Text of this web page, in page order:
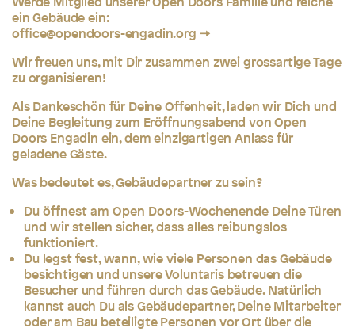
ein Gebäude ein:
office@opendoors-engadin.org
Wir freuen uns, mit Dir zusammen zwei grossartige Tage
zu organisieren!
Als Dankeschön für Deine Offenheit, laden wir Dich und
Deine Begleitung zum Eröffnungsabend von Open
Doors Engadin ein, dem einzigartigen Anlass für
geladene Gäste.
Was bedeutet es, Gebäudepartner zu sein?
Du öffnest am Open Doors-Wochenende Deine Türen
und wir stellen sicher, dass alles reibungslos
funktioniert.
Du legst fest, wann, wie viele Personen das Gebäude
besichtigen und unsere Voluntaris betreuen die
Besucher und führen durch das Gebäude. Natürlich
kannst auch Du als Gebäudepartner, Deine Mitarbeiter
oder am Bau beteiligte Personen vor Ort über die